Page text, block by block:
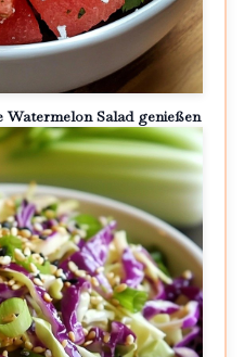
Salad genießen